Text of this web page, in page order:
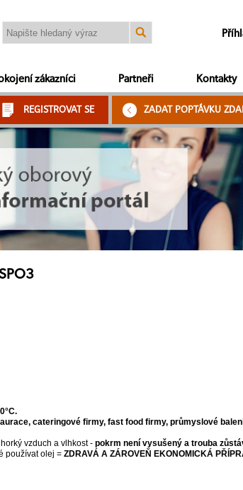
zákazníci Partneři Kontakty
REGISTROVAT SE ZADAT POPTÁVKU
cateringové firmy, fast food firmy, průmyslové
vzduch a vlhkost - pokrm není vysušený a trouba
používat olej = ZDRAVÁ A ZÁROVEŇ EKONOMICKÁ